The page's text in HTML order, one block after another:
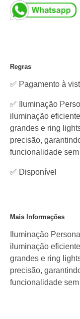
Regras
✅ Pagamento à
✅ Iluminação
iluminação
grandes e ring
precisão,
funcionalidade
✅ Disponível
Mais Informações
Iluminação
iluminação
grandes e ring
precisão,
funcionalidade